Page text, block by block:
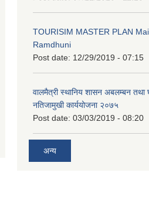
TOURISIM MASTER PLAN
Ramdhuni
Post date: 12/29/2019 - 07:15
वालमैत्री स्थानिय शासन अबलम्बन तथा
नतिजामुखी कार्ययोजना २०७५
Post date: 03/03/2019 - 08:20
अन्य